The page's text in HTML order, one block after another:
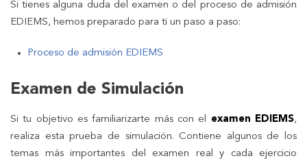
Si tienes alguna duda del examen o del proceso de admisión
EDIEMS, hemos preparado para ti un paso a paso:
Proceso de admisión EDIEMS
Examen de Simulación
Si tu objetivo es familiarizarte más con el examen EDIEMS,
realiza esta prueba de simulación. Contiene algunos de los
temas más importantes del examen real y cada ejercicio